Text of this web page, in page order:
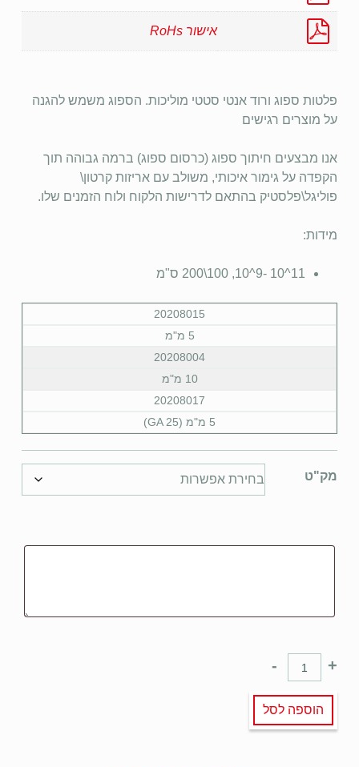
אישור RoHs
פלטות ספוג ורוד אנטי סטטי מוליכות. הספוג משמש להגנה
על מוצרים רגישים
אנו מבצעים חיתוך ספוג (כרסום ספוג) ברמה גבוהה תוך
הקפדה על גימור איכותי, משולב עם אריזות קרטון\
פוליגל\פלסטיק בהתאם לדרישות הלקוח ולוח הזמנים שלו.
מידות:
11^10 -9^10, 100\200 ס"מ
20208015
5 מ"מ
20208004
10 מ"מ
20208017
5 מ"מ (GA 25)
מק"ט
+
-
הוספה לסל